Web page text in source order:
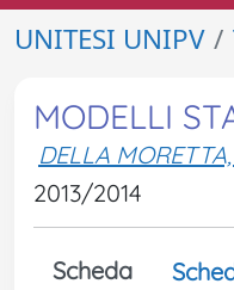
UNITESI UNIPV
MODELLI
DELLA
2013/2014
Scheda